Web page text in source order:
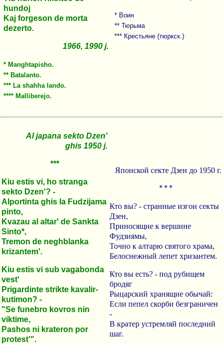
hundoj
Kaj forgeson de morta
dezerto.
1966, 1990 j.
* Manghtapisho.
** Batalanto.
*** La shahha lando.
**** Malliberejo.
* Воин
** Тюрьма
*** Крестьяне (тюркск.)
Al japana sekto Dzen'
ghis 1950 j.
***
Kiu estis vi, ho stranga
sekto Dzen'? -
Alportinta ghis la Fudzijama
pinto,
Kvazau al altar' de Sankta
Sinto*,
Tremon de neghblanka
krizantem'.
Kiu estis vi sub vagabonda
vest'
Prigardinte strikte kavalir-
kutimon? -
"Se funebro kovros nin
viktime,
Pashos ni krateron por
protest'".
Японской секте Дзен до 1950 г.
* * *
Кто вы? - странные изгои секты
Дзен,
Приносящие к вершине
Фудзиямы,
Точно к алтарю святого храма,
Белоснежный лепет хризантем.
Кто вы есть? - под рубищем
бродяг
Рыцарский хранящие обычай:
Если пепел скорби безграничен
-
В кратер устремляй последний
шаг.